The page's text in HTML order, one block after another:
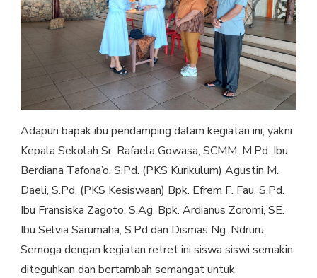
Adapun bapak ibu pendamping dalam kegiatan ini, yakni:
Kepala Sekolah Sr. Rafaela Gowasa, SCMM. M.Pd. Ibu
Berdiana Tafona’o, S.Pd. (PKS Kurikulum) Agustin M.
Daeli, S.Pd. (PKS Kesiswaan) Bpk. Efrem F. Fau, S.Pd.
Ibu Fransiska Zagoto, S.Ag. Bpk. Ardianus Zoromi, SE.
Ibu Selvia Sarumaha, S.Pd dan Dismas Ng. Ndruru.
Semoga dengan kegiatan retret ini siswa siswi semakin
diteguhkan dan bertambah semangat untuk